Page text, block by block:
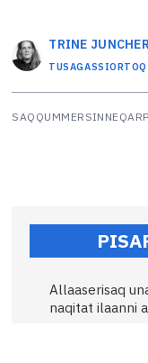
TRINE JUNCHER
Allaaserisaq
naqitat ilaanni